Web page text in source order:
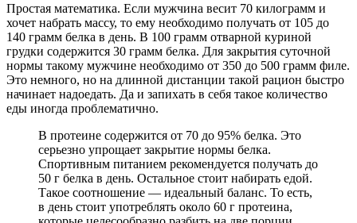
Простая математика. Если мужчина весит 70 килограмм и
хочет набрать массу, то ему необходимо получать от 105 до
140 грамм белка в день. В 100 грамм отварной куриной
грудки содержится 30 грамм белка. Для закрытия суточной
нормы такому мужчине необходимо от 350 до 500 грамм филе.
Это немного, но на длинной дистанции такой рацион быстро
начинает надоедать. Да и запихать в себя такое количество
еды иногда проблематично.
В протеине содержится от 70 до 95% белка. Это
серьезно упрощает закрытие нормы белка.
Спортивным питанием рекомендуется получать до
50 г белка в день. Остальное стоит набирать едой.
Такое соотношение — идеальный баланс. То есть,
в день стоит употреблять около 60 г протеина,